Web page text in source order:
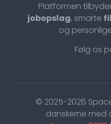
Platformen
jobopslag, smarte
og
Følg os
© 2025-2026
danskerne med